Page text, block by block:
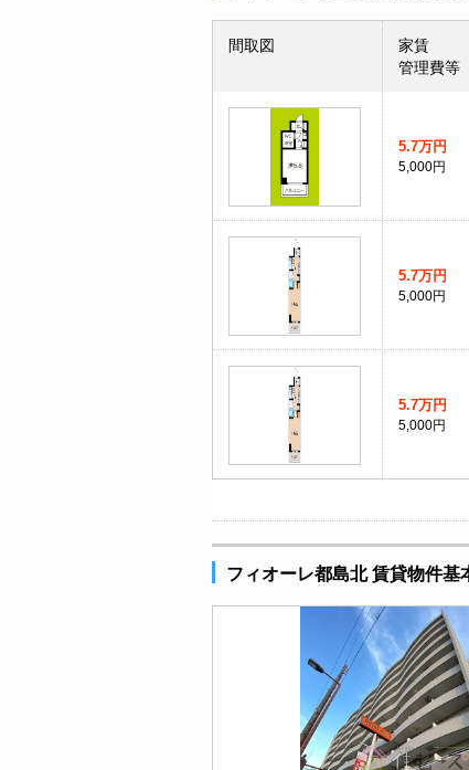
間取図
家賃
管理費等
5.7万円
5,000円
5.7万円
5,000円
5.7万円
5,000円
フィオーレ都島北 賃貸物件基